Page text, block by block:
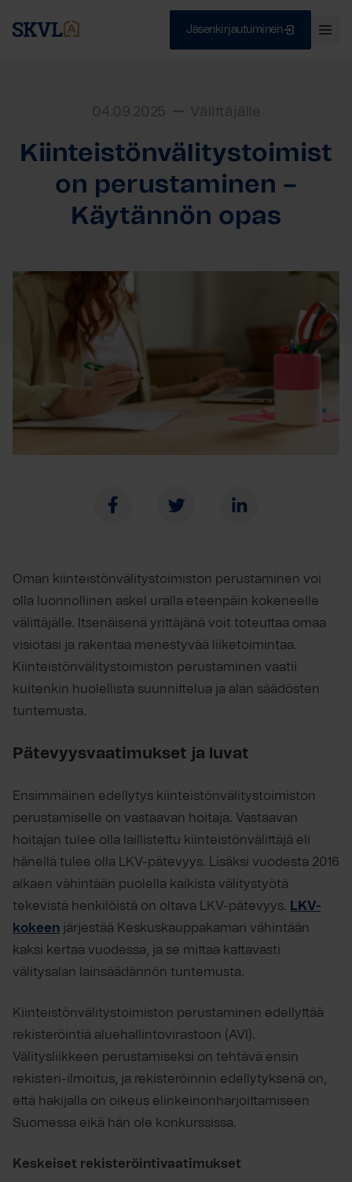
Jäsenkirjautuminen
HAE
04.09.2025 Välittäjälle
Kiinteistönvälitystoimist
on perustaminen –
Käytännön opas
Oman kiinteistönvälitystoimiston perustaminen voi
olla luonnollinen askel uralla eteenpäin kokeneelle
välittäjälle. Itsenäisenä yrittäjänä voit toteuttaa omaa
visiotasi ja rakentaa menestyvää liiketoimintaa.
Kiinteistönvälitystoimiston perustaminen vaatii
kuitenkin huolellista suunnittelua ja alan säädösten
tuntemusta.
Pätevyysvaatimukset ja luvat
Ensimmäinen edellytys kiinteistönvälitystoimiston
perustamiselle on vastaavan hoitaja. Vastaavan
hoitajan tulee olla laillistettu kiinteistönvälittäjä eli
hänellä tulee olla LKV-pätevyys. Lisäksi vuodesta 2016
alkaen vähintään puolella kaikista välitystyötä
tekevistä henkilöistä on oltava LKV-pätevyys. LKV-
kokeen järjestää Keskuskauppakamari vähintään
kaksi kertaa vuodessa, ja se mittaa kattavasti
välitysalan lainsäädännön tuntemusta.
Kiinteistönvälitystoimiston perustaminen edellyttää
rekisteröintiä aluehallintovirastoon (AVI).
Välitysliikkeen perustamiseksi on tehtävä ensin
rekisteri-ilmoitus, ja rekisteröinnin edellytyksenä on,
että hakijalla on oikeus elinkeinonharjoittamiseen
Suomessa eikä hän ole konkurssissa.
Keskeiset rekisteröintivaatimukset